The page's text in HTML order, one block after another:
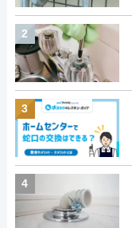
2
3
4